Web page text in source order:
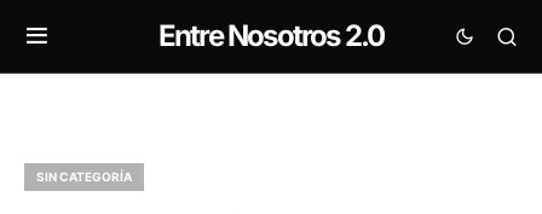
Entre Nosotros 2.0
SIN CATEGORÍA